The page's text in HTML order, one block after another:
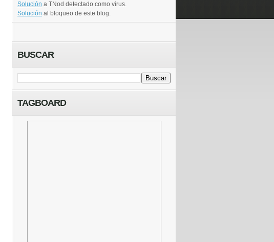
Solución a TNod detectado como virus.
Solución al bloqueo de este blog.
BUSCAR
TAGBOARD